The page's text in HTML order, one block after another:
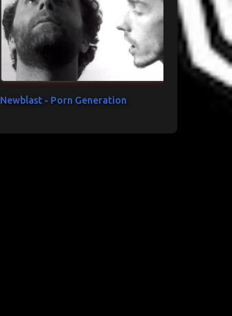
Newblast - Porn Generation